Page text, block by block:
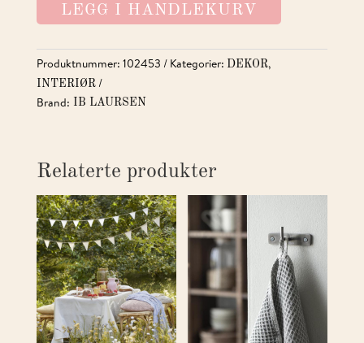
ANTALL
LEGG I HANDLEKURV
Produktnummer: 102453 Kategorier: DEKOR,
INTERIØR
Brand: IB LAURSEN
Relaterte produkter